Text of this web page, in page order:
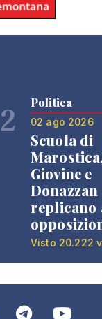
2 Politica
02 ago 2026
Scuola di
Giovine e
Donazzan
replicano
Visto 20.222